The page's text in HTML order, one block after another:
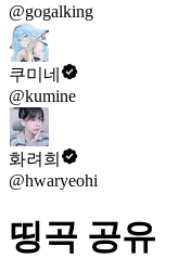
@gogalking
쿠미네
@kumine
화려희
@hwaryeohi
띵곡 공유